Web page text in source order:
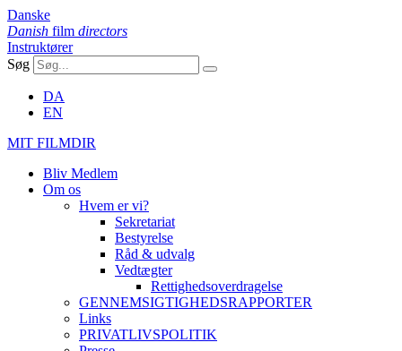
Danske
Danish film directors
Instruktører
Søg
DA
EN
MIT FILMDIR
Bliv Medlem
Om os
Hvem er vi?
Sekretariat
Bestyrelse
Råd & udvalg
Vedtægter
Rettighedsoverdragelse
GENNEMSIGTIGHEDSRAPPORTER
Links
PRIVATLIVSPOLITIK